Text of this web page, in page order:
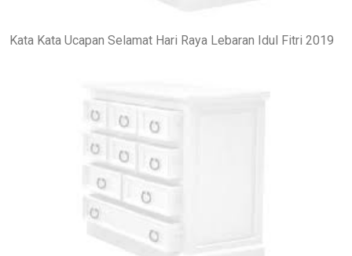
Kata Kata Ucapan Selamat Hari Raya Lebaran Idul Fitri 2019